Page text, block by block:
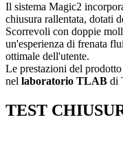
Il sistema Magic2
chiusura rallentata, dotati
Scorrevoli con doppie
un'esperienza di frenata
ottimale dell'utente.
Le prestazioni del
nel laboratorio TLAB di
TEST